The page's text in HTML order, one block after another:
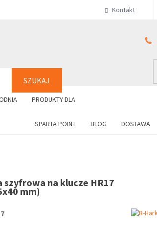
Kontakt
SZUKAJ
PRODUKTY DLA
SPARTA POINT BLOG DOSTAWA
+48 61 815 00 86
szyfrowa na klucze HR17
mm)